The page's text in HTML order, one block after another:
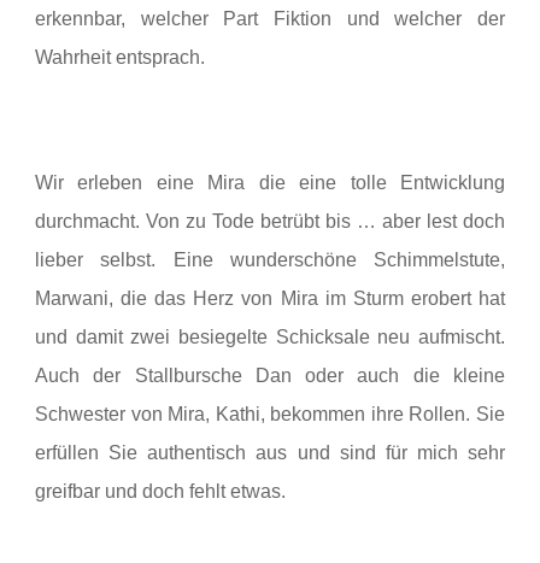
erkennbar, welcher Part Fiktion und welcher der
Wahrheit entsprach.
Wir erleben eine Mira die eine tolle Entwicklung
durchmacht. Von zu Tode betrübt bis … aber lest doch
lieber selbst. Eine wunderschöne Schimmelstute,
Marwani, die das Herz von Mira im Sturm erobert hat
und damit zwei besiegelte Schicksale neu aufmischt.
Auch der Stallbursche Dan oder auch die kleine
Schwester von Mira, Kathi, bekommen ihre Rollen. Sie
erfüllen Sie authentisch aus und sind für mich sehr
greifbar und doch fehlt etwas.